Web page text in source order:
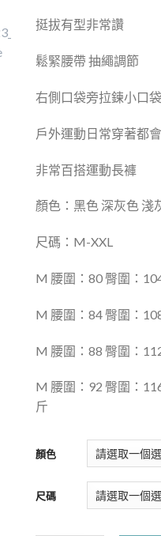
挺拔有型非常讚
鬆緊腰帶 抽繩調節
右側口袋旁拉鍊小口
戶外運動日常穿著都
非常百搭運動長褲
顏色：黑色 深灰色 淺
尺碼：M-XXL
M 腰圍：80 臀圍：
M 腰圍：84 臀圍：
M 腰圍：88 臀圍：
M 腰圍：92 臀圍：
斤
顏色
尺碼